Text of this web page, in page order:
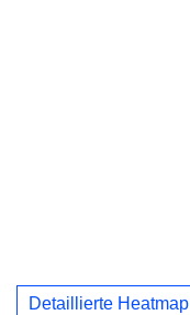
Detaillierte Heatmap